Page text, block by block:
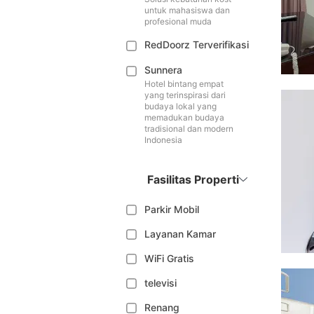
untuk mahasiswa dan
profesional muda
RedDoorz Terverifikasi
Sunnera
Hotel bintang empat
yang terinspirasi dari
budaya lokal yang
memadukan budaya
tradisional dan modern
Indonesia
Fasilitas Properti
Parkir Mobil
Layanan Kamar
WiFi Gratis
televisi
Renang